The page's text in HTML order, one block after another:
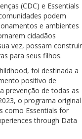
(CDC) e Essentials
podem
e ambientes
cidadãos
vez, possam construir
para seus filhos.
foi destinada a
positivo de
prevenção de todas as
o programa original
como Essentials for
through Data